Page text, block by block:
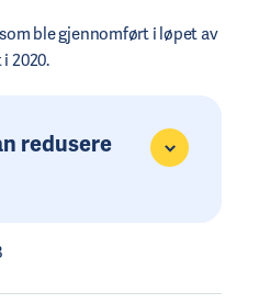
ble gjennomført i løpet av
2020.
redusere